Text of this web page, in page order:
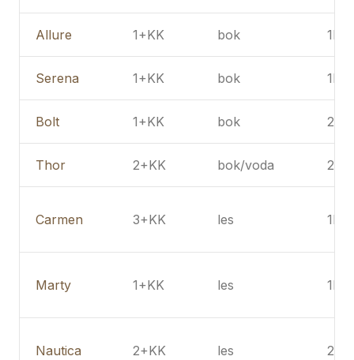
Allure 1+KK bok 1NP
Serena 1+KK bok 1NP
Bolt 1+KK bok 2NP
Thor 2+KK bok/voda 2NP
Carmen 3+KK les 1NP
Marty 1+KK les 1NP
Nautica 2+KK les 2NP